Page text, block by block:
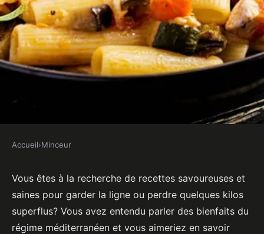
Quelles sont les meilleures
recettes de plats méditerranéens
pour un régime minceur?
Accueil›Minceur
Vous êtes à la recherche de recettes savoureuses et
saines pour garder la ligne ou perdre quelques kilos
superflus? Vous avez entendu parler des bienfaits du
régime méditerranéen et vous aimeriez en savoir